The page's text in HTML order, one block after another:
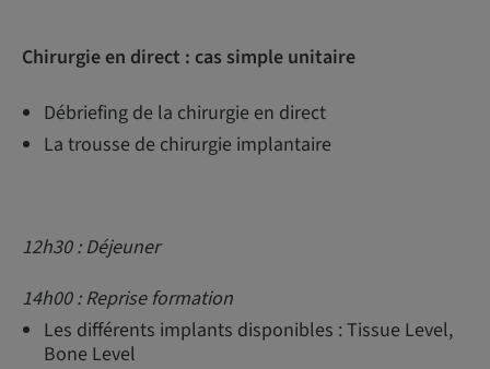
Chirurgie en direct : cas simple unitaire
Débriefing de la chirurgie en direct
La trousse de chirurgie implantaire
12h30 : Déjeuner
14h00 : Reprise formation
Les différents implants disponibles : Tissue Level,
Bone Level